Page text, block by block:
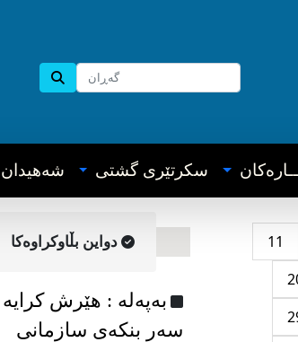
سکرتێری گشتی شه‌هیدان
11
دواین بڵاوکراوه‌کا
به‌په‌له‌ : هێرش کرایە
سەر بنکەی سازمانی